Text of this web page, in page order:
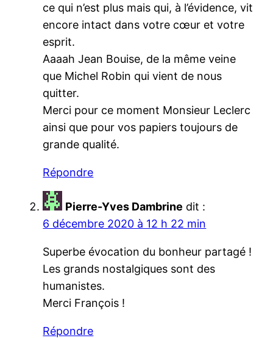
ce qui n’est plus mais qui, à l’évidence, vit
encore intact dans votre cœur et votre
esprit.
Aaaah Jean Bouise, de la même veine
que Michel Robin qui vient de nous
quitter.
Merci pour ce moment Monsieur Leclerc
ainsi que pour vos papiers toujours de
grande qualité.
Répondre
Pierre-Yves Dambrine dit :
6 décembre 2020 à 12 h 22 min
Superbe évocation du bonheur partagé !
Les grands nostalgiques sont des
humanistes.
Merci François !
Répondre